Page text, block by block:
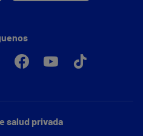
salud privada